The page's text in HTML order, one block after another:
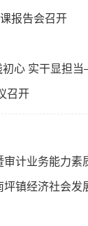
报告会召开
初心 实干显担
召开
计业务能力素
坪镇经济社会发